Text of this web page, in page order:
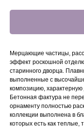
Мерцающие частицы,
эффект роскошной
старинного дворца.
выполненные с
композицию, характерную
Бетонная фактура не
орнаменту полностью
коллекции выполнена в
которых есть как